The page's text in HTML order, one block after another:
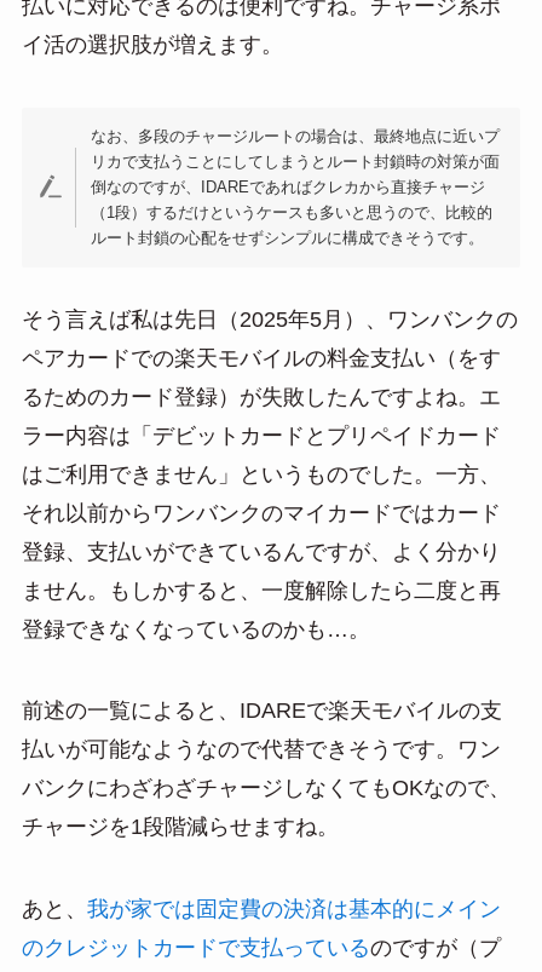
払いに対応できるのは便利ですね。チャージ系ポ
イ活の選択肢が増えます。
なお、多段のチャージルートの場合は、最終地点に近いプ
リカで支払うことにしてしまうとルート封鎖時の対策が面
倒なのですが、IDAREであればクレカから直接チャージ
（1段）するだけというケースも多いと思うので、比較的
ルート封鎖の心配をせずシンプルに構成できそうです。
そう言えば私は先日（2025年5月）、ワンバンクの
ペアカードでの楽天モバイルの料金支払い（をす
るためのカード登録）が失敗したんですよね。エ
ラー内容は「デビットカードとプリペイドカード
はご利用できません」というものでした。一方、
それ以前からワンバンクのマイカードではカード
登録、支払いができているんですが、よく分かり
ません。もしかすると、一度解除したら二度と再
登録できなくなっているのかも…。
前述の一覧によると、IDAREで楽天モバイルの支
払いが可能なようなので代替できそうです。ワン
バンクにわざわざチャージしなくてもOKなので、
チャージを1段階減らせますね。
あと、 我が家では固定費の決済は基本的にメイン
のクレジットカードで支払っているのですが（プ